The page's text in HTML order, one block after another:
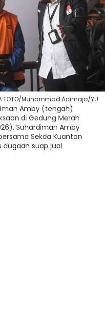
FOTO/Muhammad Adimaja/YU
Amby (tengah)
di Gedung Merah
Suhardiman Amby
Sekda Kuantan
dugaan suap jual